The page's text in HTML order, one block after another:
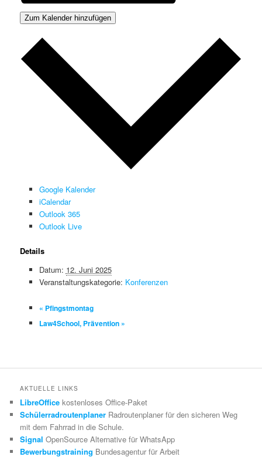
Zum Kalender hinzufügen
Google Kalender
iCalendar
Outlook 365
Outlook Live
Details
Datum: 12. Juni 2025
Veranstaltungskategorie: Konferenzen
« Pfingstmontag
Law4School, Prävention »
AKTUELLE LINKS
LibreOffice kostenloses Office-Paket
Schülerradroutenplaner Radroutenplaner für den sicheren Weg
mit dem Fahrrad in die Schule.
Signal OpenSource Alternative für WhatsApp
Bewerbungstraining Bundesagentur für Arbeit